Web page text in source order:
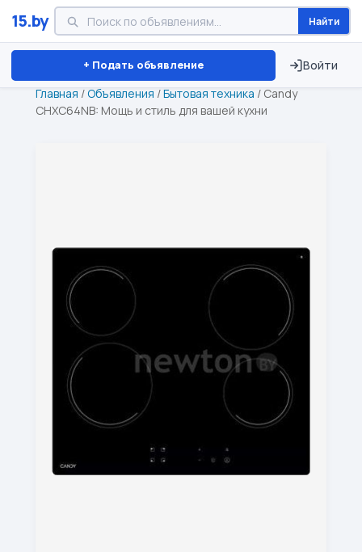
15.by Найти
+ Подать объявление Войти
Минск Витебск Брест ⏱ ТОЛЬКО 15 ДНЕЙ
Главная /Объявления /Бытовая техника / Candy
CHXC64NB: Мощь и стиль для вашей кухни